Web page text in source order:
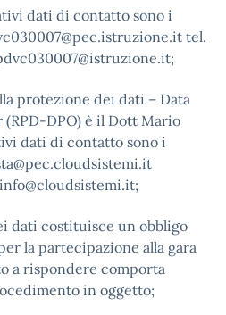
dati di contatto sono i
tel.
protezione dei dati – Data
DPO) è il Dott Mario
dati di contatto sono i
dati costituisce un obbligo
la partecipazione alla gara
a rispondere comporta
in oggetto;